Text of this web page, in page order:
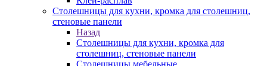
Столешницы для кухни, кромка для столешниц,
стеновые панели
Назад
Столешницы для кухни, кромка для
столешниц, стеновые панели
Столешницы мебельные